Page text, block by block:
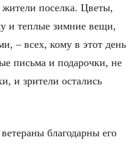
поселка. Цветы,
и теплые зимние вещи,
– всех, кому в этот день
письма и подарочки, не
и зрители остались
благодарны его